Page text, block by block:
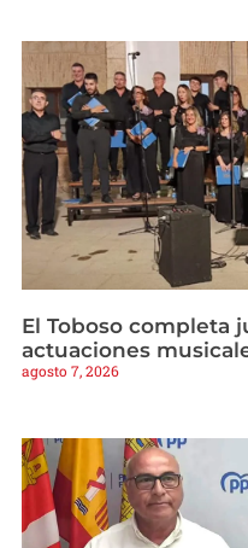
El Toboso completa
actuaciones
agosto 7, 2026